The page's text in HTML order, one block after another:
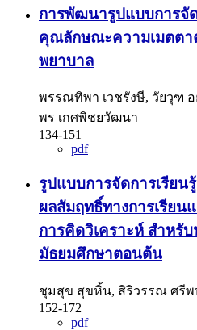
การพัฒนารูปแบบการจัด
คุณลักษณะความเมตตา
พยาบาล
พรรณทิพา เวชรังษี, วัยวุฑ
พร เกศพิชยวัฒนา
134-151
pdf
รูปแบบการจัดการเรียน
ผลสัมฤทธิ์ทางการเรีย
การคิดวิเคราะห์ สำหรั
มัธยมศึกษาตอนต้น
ชุมสุข สุขหิ้น, สิริวรรณ ศรีพ
152-172
pdf